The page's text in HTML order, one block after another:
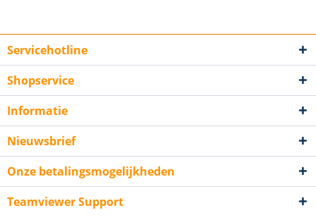
Servicehotline
Shopservice
Informatie
Nieuwsbrief
Onze betalingsmogelijkheden
Teamviewer Support